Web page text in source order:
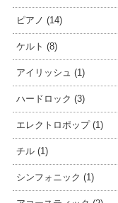
ピアノ (14)
ケルト (8)
アイリッシュ (1)
ハードロック (3)
エレクトロポップ (1)
チル (1)
シンフォニック (1)